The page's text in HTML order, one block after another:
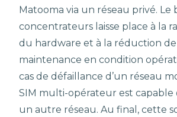
Matooma via un réseau privé. Le
concentrateurs laisse place à la
du hardware et à la réduction de
maintenance en condition
cas de défaillance d’un réseau
SIM multi-opérateur est
un autre réseau. Au final, cette